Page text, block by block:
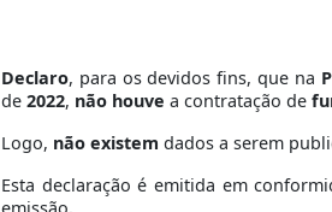
Declaro, para os devidos fins, que na
de 2022, não houve a contratação de
Logo, não existem dados a serem
Esta declaração é emitida em
emissão.